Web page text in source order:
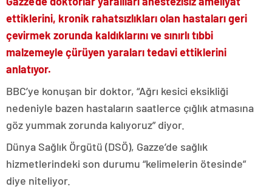
ettiklerini, kronik rahatsızlıkları olan hastaları geri
çevirmek zorunda kaldıklarını ve sınırlı tıbbi
malzemeyle çürüyen yaraları tedavi ettiklerini
anlatıyor.
BBC’ye konuşan bir doktor, “Ağrı kesici eksikliği
nedeniyle bazen hastaların saatlerce çığlık atmasına
göz yummak zorunda kalıyoruz” diyor.
Dünya Sağlık Örgütü (DSÖ), Gazze’de sağlık
hizmetlerindeki son durumu “kelimelerin ötesinde”
diye niteliyor.